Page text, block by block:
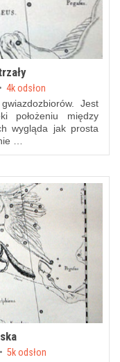
4k odsłon
Jest
położeniu między
wygląda jak prosta
…
5k odsłon